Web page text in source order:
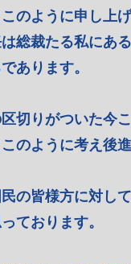
のように申し上
総裁たる私にある
あります。
切りがついた今こ
のように考え後
の皆様方に対し
ております。